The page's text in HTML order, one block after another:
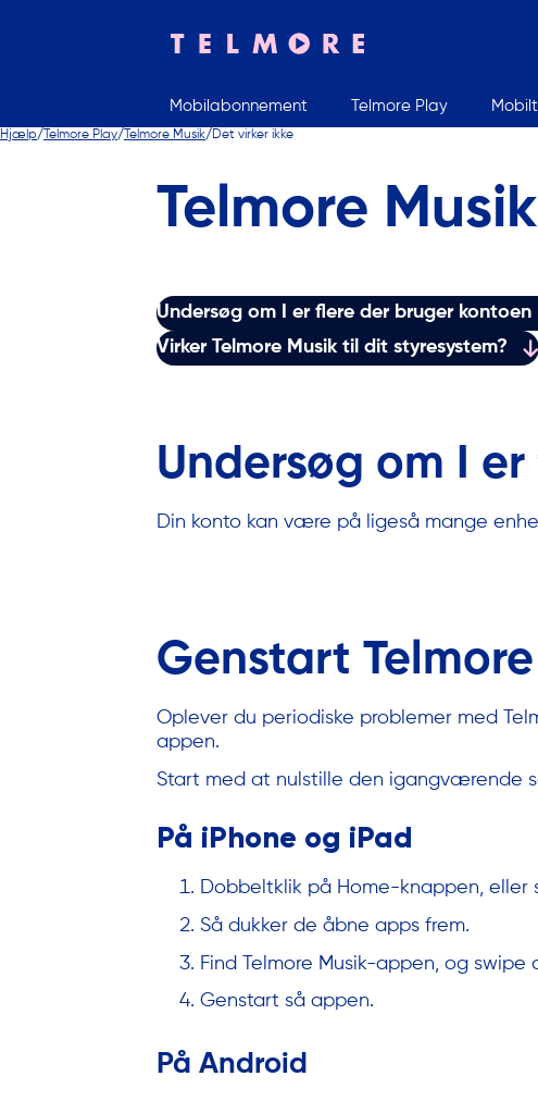
Indtast søgeord
Mobilabonnement Telmore Play
Hjælp Telmore Play Telmore Musik Det virker ikke
Telmore
Undersøg om I er flere der bruger kontoen
Virker Telmore Musik til dit styresystem?
Undersøg om I
Din konto kan være på ligeså mange
Genstart
Oplever du periodiske problemer med
appen.
Start med at nulstille den igangværende
På iPhone og iPad
Dobbeltklik på Home-knappen,
Så dukker de åbne apps frem.
Find Telmore Musik-appen, og
Genstart så appen.
På Android